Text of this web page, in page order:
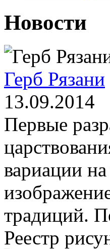
Новости
Герб Рязани
13.09.2014
Первые
вариации
традиций.
Реестр